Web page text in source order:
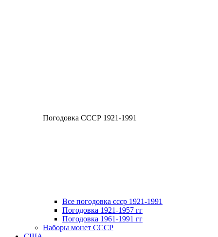
Погодовка СССР 1921-1991
Все погодовка ссср 1921-1991
Погодовка 1921-1957 гг
Погодовка 1961-1991 гг
Наборы монет СССР